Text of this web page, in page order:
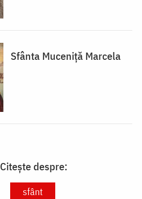
Sfânta Muceniță Marcela
Citește despre:
sfânt